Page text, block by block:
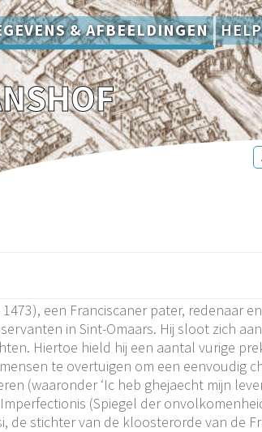
& AFBEELDINGEN
een Franciscaner pater, redenaar
in Sint-Omaars. Hij sloot zich
Hiertoe hield hij een aantal vurige
te overtuigen om een eenvoudig
(waaronder ‘Ic heb ghejaecht mijn
(Spiegel der
de stichter van de kloosterorde van de